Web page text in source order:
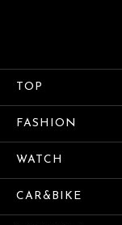
TOP
FASHION
WATCH
CAR&BIKE